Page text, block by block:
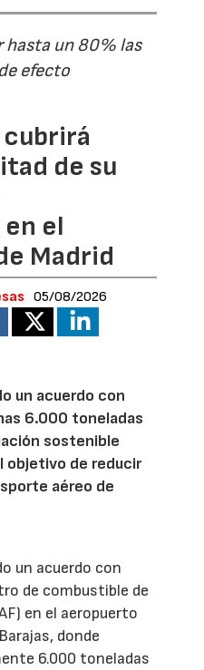
hasta un 80% las
efecto
cubrirá
de su
el
Madrid
05/08/2026
un acuerdo con
6.000 toneladas
sostenible
objetivo de reducir
aéreo de
un acuerdo con
de combustible de
en el aeropuerto
donde
6.000 toneladas